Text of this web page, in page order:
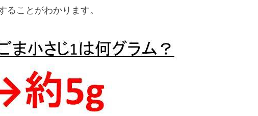
ることがわかります。